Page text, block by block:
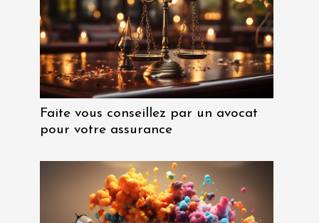
Faite vous conseillez par un avocat
pour votre assurance